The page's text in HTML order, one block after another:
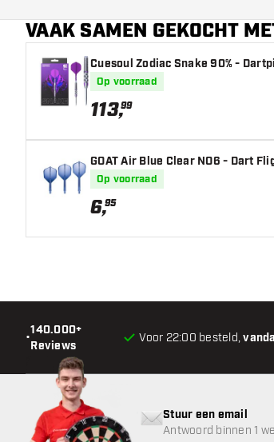
Barrel kleur
Barrel gripzone
Barrel vorm
Gewicht
Barrel dikte (MM)
Barrel lengte (MM)
VAAK SAMEN GEKOCHT
Cuesoul Zodiac Snake 90% -
Op voorraad
113,99
GOAT Air Blue Clear NO6 - Dart
Op voorraad
6,95
•
140.000+
Reviews
Voor 22:00 besteld,
Stuur een email
Antwoord binnen 1